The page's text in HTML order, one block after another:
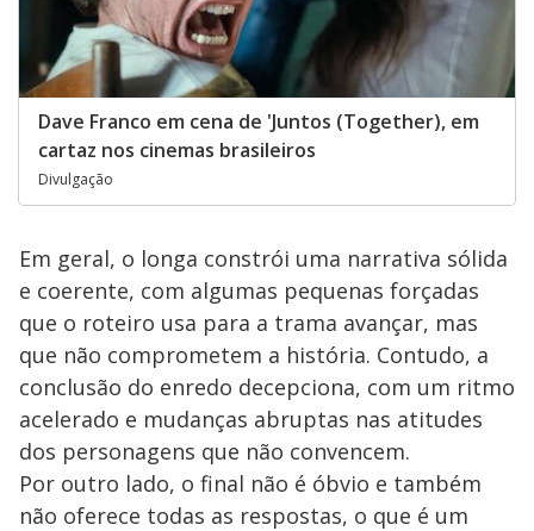
Dave Franco em cena de 'Juntos (Together), em
cartaz nos cinemas brasileiros
Divulgação
Em geral, o longa constrói uma narrativa sólida
e coerente, com algumas pequenas forçadas
que o roteiro usa para a trama avançar, mas
que não comprometem a história. Contudo, a
conclusão do enredo decepciona, com um ritmo
acelerado e mudanças abruptas nas atitudes
dos personagens que não convencem.
Por outro lado, o final não é óbvio e também
não oferece todas as respostas, o que é um